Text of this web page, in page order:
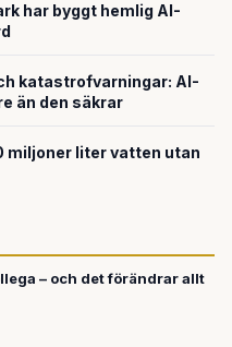
har byggt hemlig AI-
katastrofvarningar: AI-
än den säkrar
miljoner liter vatten utan
– och det förändrar allt